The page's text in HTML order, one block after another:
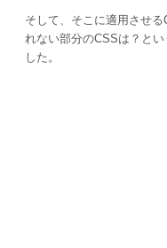
そして、そこに適用させ
れない部分のCSSは？と
した。